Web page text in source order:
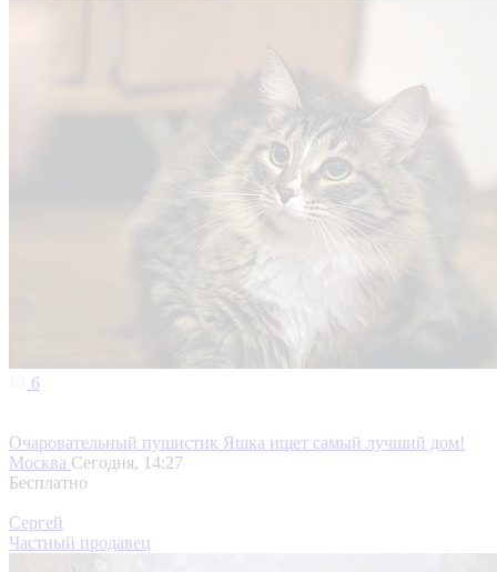
6
Очаровательный пушистик Яшка ищет самый лучший дом!
Москва Сегодня, 14:27
Бесплатно
Сергей
Частный продавец